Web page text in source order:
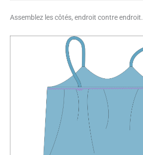
Assemblez les côtés, endroit contre endroit.